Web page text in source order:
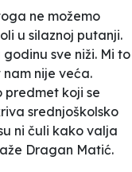
ne možemo
u silaznoj putanji.
sve niži. Mi to
nije veća.
predmet koji se
srednjoškolsko
ni čuli kako valja
Dragan Matić.